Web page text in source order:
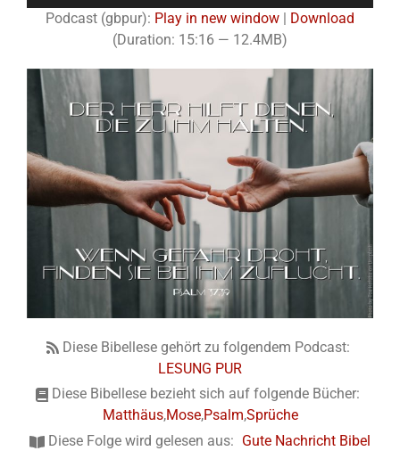
Podcast (gbpur): Play in new window
Download
(Duration: 15:16 — 12.4MB)
Diese Bibellese gehört zu folgendem Podcast:
LESUNG PUR
Diese Bibellese bezieht sich auf folgende Bücher:
Matthäus,Mose,Psalm,Sprüche
Diese Folge wird gelesen aus: Gute Nachricht Bibel